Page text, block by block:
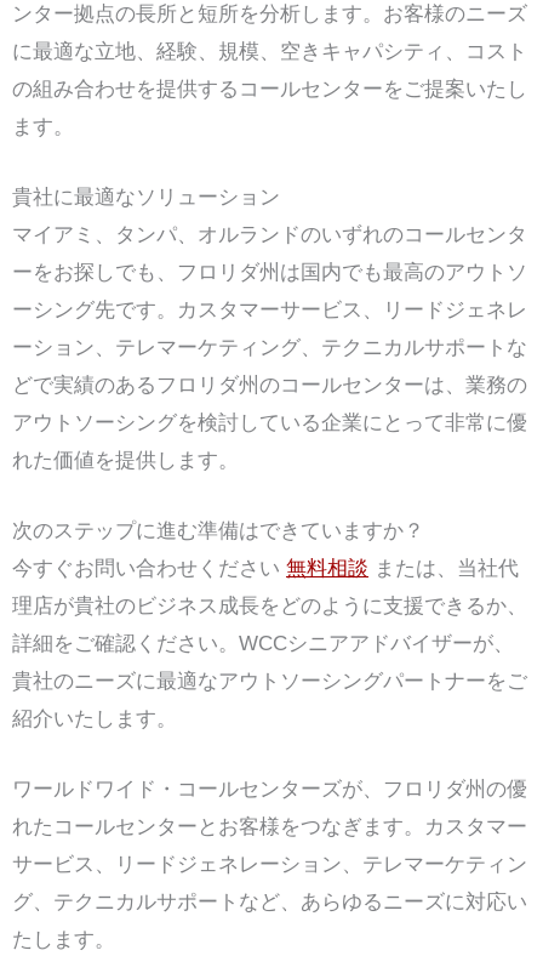
ンター拠点の長所と短所を分析します。お客様のニーズ
に最適な立地、経験、規模、空きキャパシティ、コスト
の組み合わせを提供するコールセンターをご提案いたし
ます。
貴社に最適なソリューション
マイアミ、タンパ、オルランドのいずれのコールセンタ
ーをお探しでも、フロリダ州は国内でも最高のアウトソ
ーシング先です。カスタマーサービス、リードジェネレ
ーション、テレマーケティング、テクニカルサポートな
どで実績のあるフロリダ州のコールセンターは、業務の
アウトソーシングを検討している企業にとって非常に優
れた価値を提供します。
次のステップに進む準備はできていますか？
今すぐお問い合わせください 無料相談 または、当社代
理店が貴社のビジネス成長をどのように支援できるか、
詳細をご確認ください。WCCシニアアドバイザーが、
貴社のニーズに最適なアウトソーシングパートナーをご
紹介いたします。
ワールドワイド・コールセンターズが、フロリダ州の優
れたコールセンターとお客様をつなぎます。カスタマー
サービス、リードジェネレーション、テレマーケティン
グ、テクニカルサポートなど、あらゆるニーズに対応い
たします。